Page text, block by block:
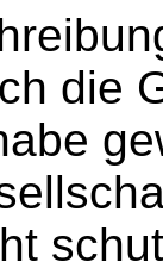
die